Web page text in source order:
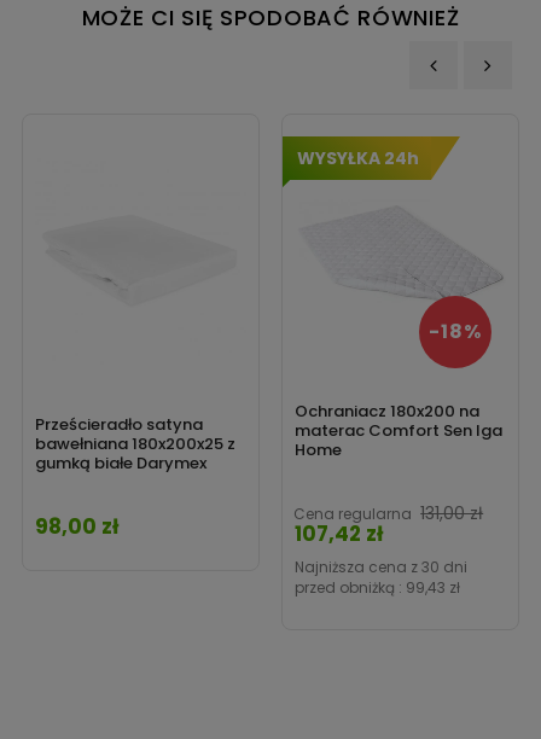
MOŻE CI SIĘ SPODOBAĆ RÓWNIEŻ
Prześcieradło satyna
bawełniana 180x200x25 z
gumką białe Darymex
Cena
98,00 zł
WYSYŁKA 24h
Ochraniacz 180x200 na
materac Comfort Sen Iga
Home
Cena regularna 131,00 zł
-18%
107,42 zł
Najniższa cena z 30 dni
przed obniżką : 99,43 zł